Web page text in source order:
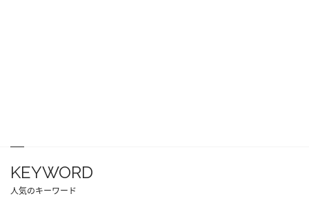
KEYWORD
人気のキーワード